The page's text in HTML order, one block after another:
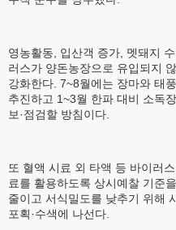
영농활동, 입산객 증가, 멧돼지
러스가 양돈농장으로 유입되지
강화한다. 7~8월에는 장마와 태
추진하고 1~3월 한파 대비 소독
보·점검할 방침이다.
또 혈액 시료 외 타액 등 바이러
료를 활용하도록 상시예찰 기준
줄이고 서식밀도를 낮추기 위해
포획·수색에 나선다.